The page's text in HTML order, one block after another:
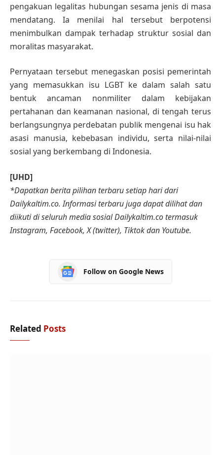
pengakuan legalitas hubungan sesama jenis di masa
mendatang. Ia menilai hal tersebut berpotensi
menimbulkan dampak terhadap struktur sosial dan
moralitas masyarakat.
Pernyataan tersebut menegaskan posisi pemerintah
yang memasukkan isu LGBT ke dalam salah satu
bentuk ancaman nonmiliter dalam kebijakan
pertahanan dan keamanan nasional, di tengah terus
berlangsungnya perdebatan publik mengenai isu hak
asasi manusia, kebebasan individu, serta nilai-nilai
sosial yang berkembang di Indonesia.
[UHD]
*Dapatkan berita pilihan terbaru setiap hari dari
Dailykaltim.co. Informasi terbaru juga dapat dilihat dan
diikuti di seluruh media sosial Dailykaltim.co termasuk
Instagram, Facebook, X (twitter), Tiktok dan Youtube.
Follow on Google News
Related Posts